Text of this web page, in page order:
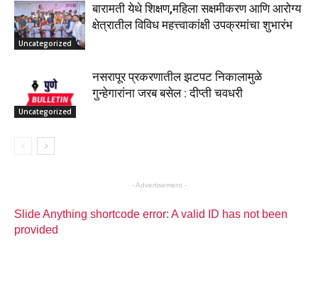
Uncategorized
बारामती येथे शिक्षण,महिला सक्षमीकरण आणि आरोग्य
क्षेत्रातील विविध महत्त्वाकांक्षी उपक्रमांचा शुभारंभ
Uncategorized
नसरापूर प्रकरणातील झटपट निकालामुळे
गुन्हेगारांना जरब बसेल : दीप्ती चवधरी
- Advertisement -
Slide Anything shortcode error: A valid ID has not been
provided